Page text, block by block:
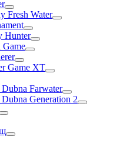
Fresh Water
Hunter
Game
Game XT
Dubna Farwater
Dubna Generation 2